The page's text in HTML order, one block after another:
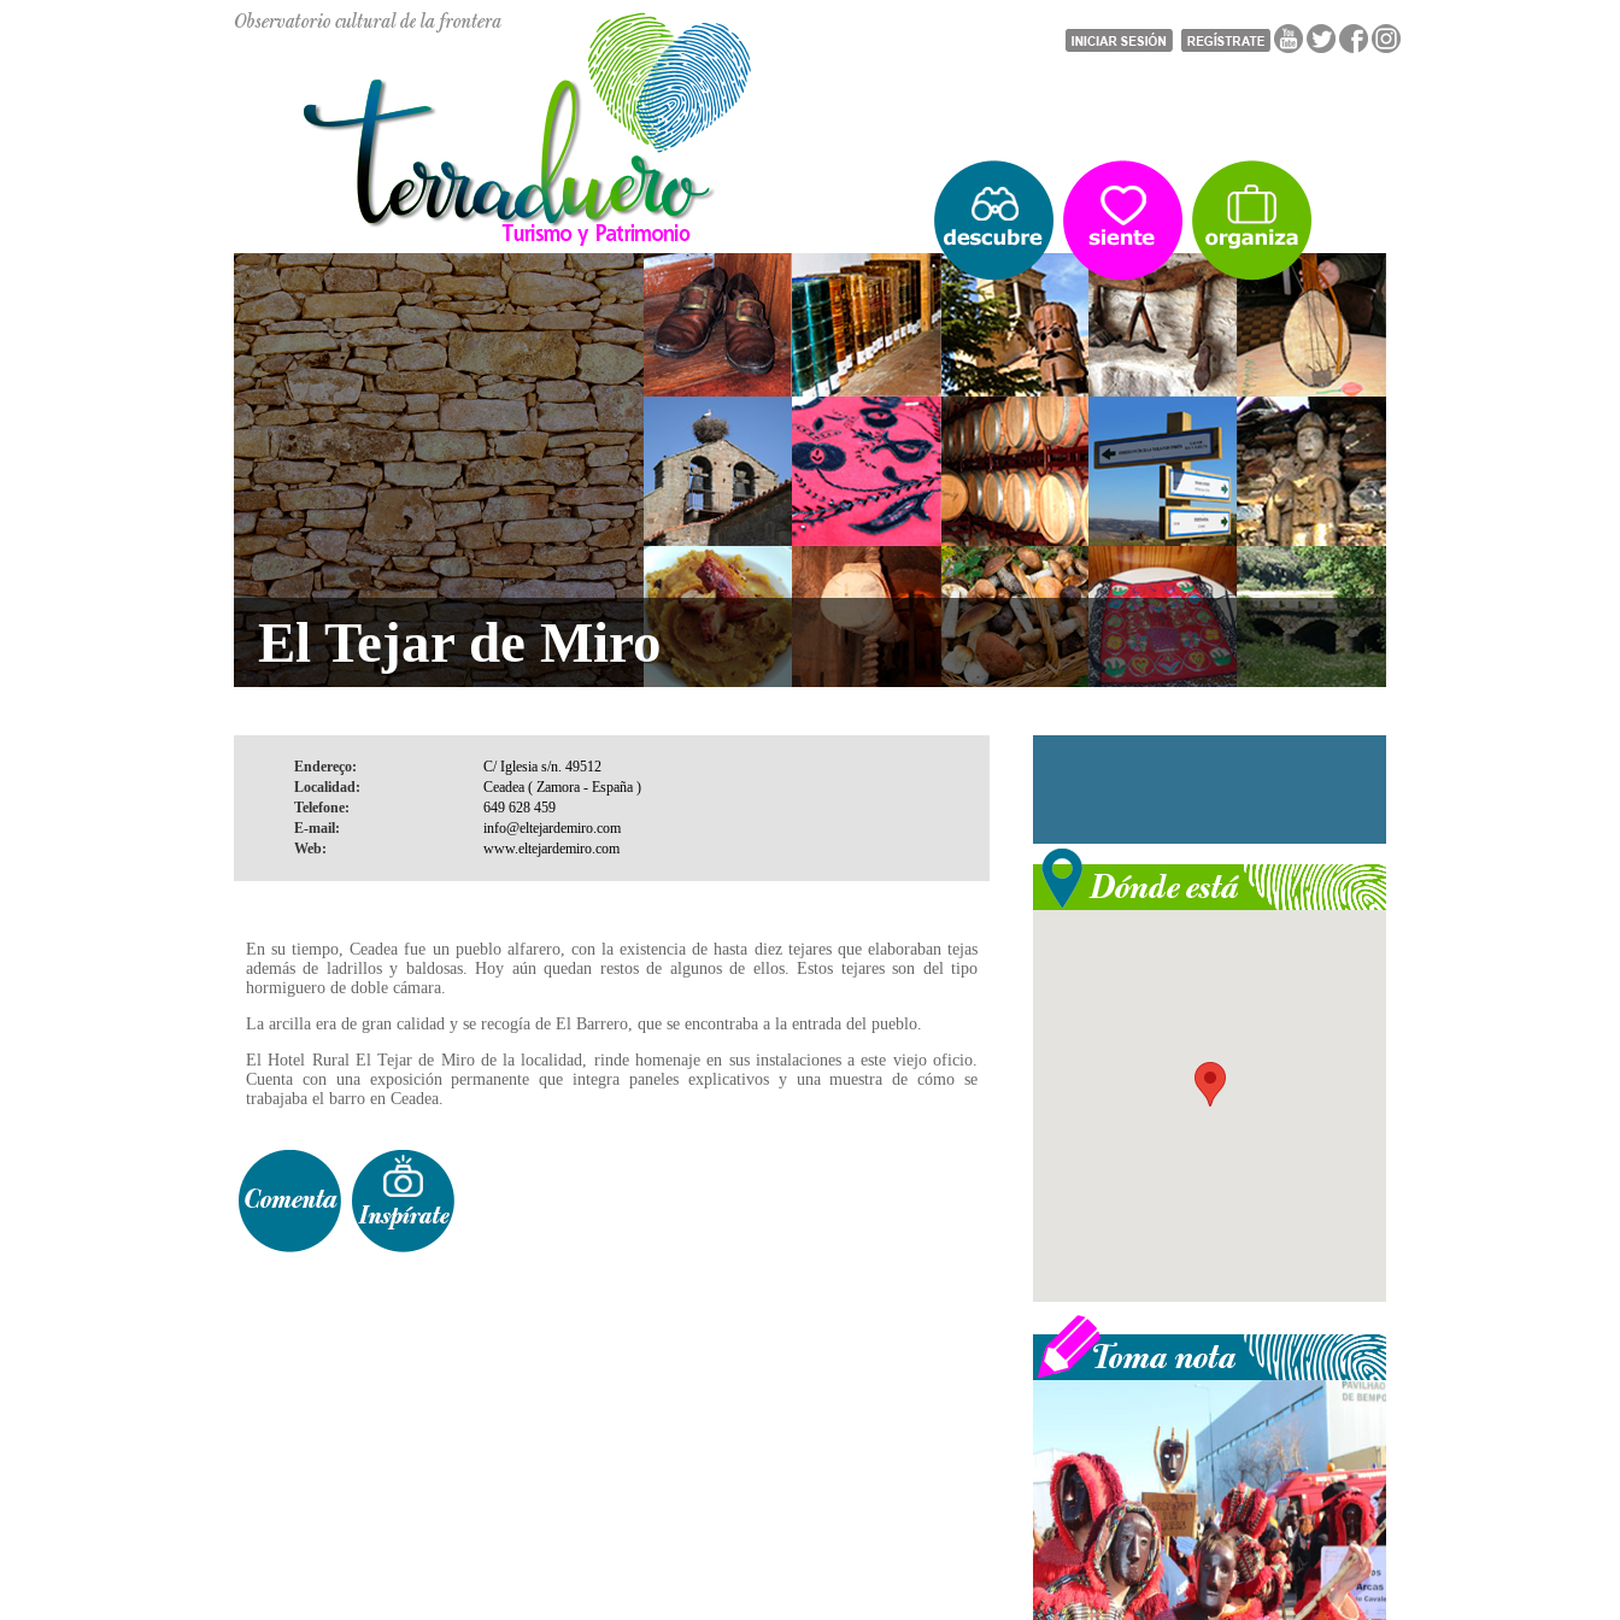
El Tejar de Miro
Endereço:
Localidad:
Telefone:
E-mail:
Web:
En su tiempo, Ceadea fue un pueblo alfarero, con la existencia de hasta diez tejares que elaboraban tejas
además de ladrillos y baldosas. Hoy aún quedan restos de algunos de ellos. Estos tejares son del tipo
hormiguero de doble cámara.
La arcilla era de gran calidad y se recogía de El Barrero, que se encontraba a la entrada del pueblo.
El Hotel Rural El Tejar de Miro de la localidad, rinde homenaje en sus instalaciones a este viejo oficio.
Cuenta con una exposición permanente que integra paneles explicativos y una muestra de cómo se
trabajaba el barro en Ceadea.